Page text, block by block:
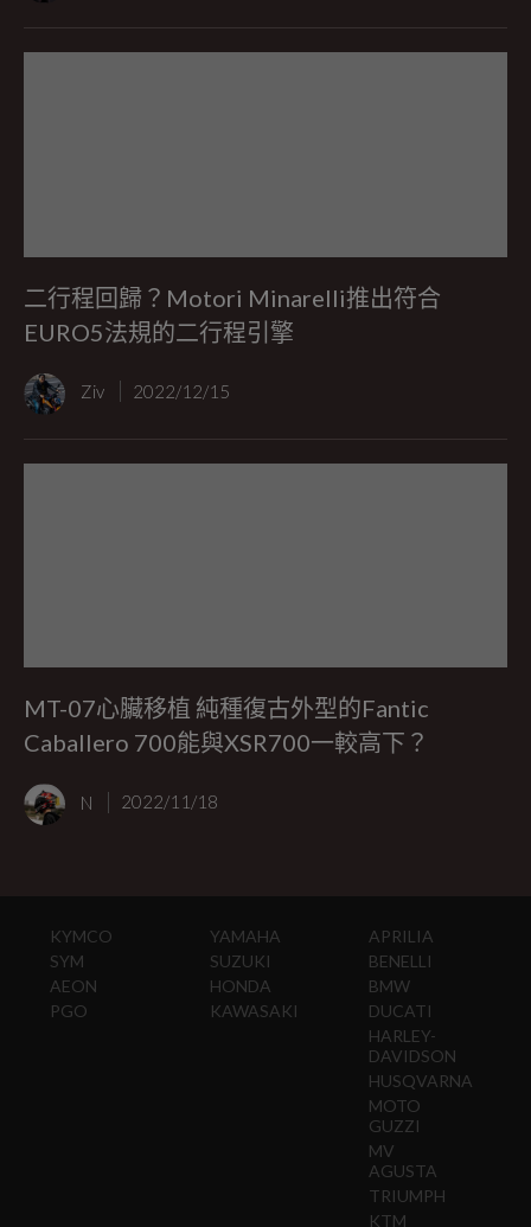
二行程回歸？Motori Minarelli推出符合
EURO5法規的二行程引擎
Ziv 2022/12/15
MT-07心臟移植 純種復古外型的Fantic
Caballero 700能與XSR700一較高下？
N 2022/11/18
KYMCO
SYM
AEON
PGO
YAMAHA
SUZUKI
HONDA
KAWASAKI
APRILIA
BENELLI
BMW
DUCATI
HARLEY-
DAVIDSON
HUSQVARNA
MOTO
GUZZI
MV
AGUSTA
TRIUMPH
KTM